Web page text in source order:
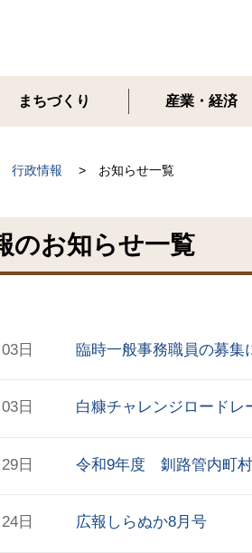
まちづくり 産業・経済
行政情報 お知らせ一覧
のお知らせ一覧
日 臨時一般事務職員の募集
日 白糠チャレンジロードレ
日 令和9年度 釧路管内町村
日 広報しらぬか8月号